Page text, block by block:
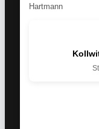
Hartmann